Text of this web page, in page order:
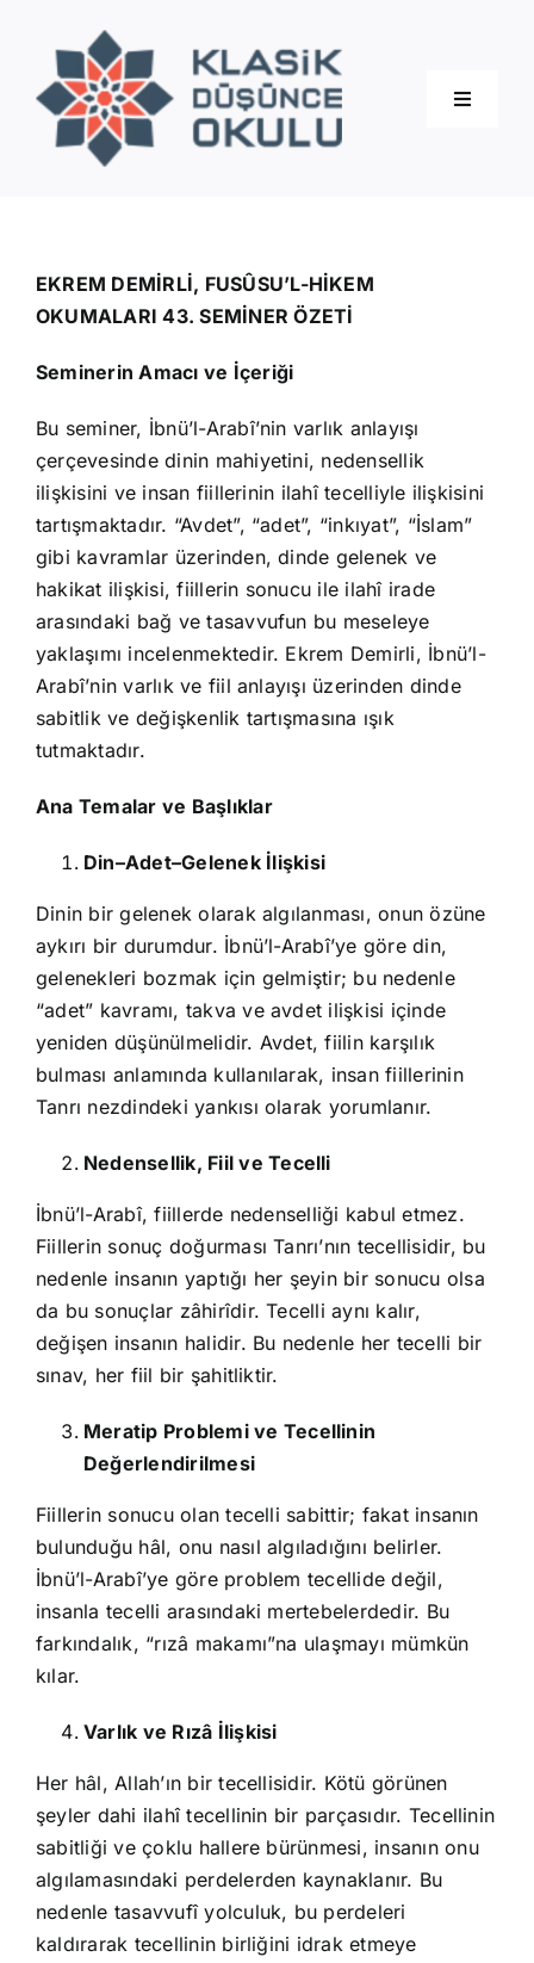
content
Toggle
Eğitimler
İletişim
EKREM DEMİRLİ, FUSÛSU’L-HİKEM
OKUMALARI 43. SEMİNER ÖZETİ
Seminerin Amacı ve İçeriği
Bu seminer, İbnü’l-Arabî’nin varlık anlayışı
çerçevesinde dinin mahiyetini, nedensellik
ilişkisini ve insan fiillerinin ilahî tecelliyle ilişkisini
tartışmaktadır. “Avdet”, “adet”, “inkıyat”, “İslam”
gibi kavramlar üzerinden, dinde gelenek ve
hakikat ilişkisi, fiillerin sonucu ile ilahî irade
arasındaki bağ ve tasavvufun bu meseleye
yaklaşımı incelenmektedir. Ekrem Demirli, İbnü’l-
Arabî’nin varlık ve fiil anlayışı üzerinden dinde
sabitlik ve değişkenlik tartışmasına ışık
tutmaktadır.
Ana Temalar ve Başlıklar
Din–Adet–Gelenek İlişkisi
Dinin bir gelenek olarak algılanması, onun özüne
aykırı bir durumdur. İbnü’l-Arabî’ye göre din,
gelenekleri bozmak için gelmiştir; bu nedenle
“adet” kavramı, takva ve avdet ilişkisi içinde
yeniden düşünülmelidir. Avdet, fiilin karşılık
bulması anlamında kullanılarak, insan fiillerinin
Tanrı nezdindeki yankısı olarak yorumlanır.
Nedensellik, Fiil ve Tecelli
İbnü’l-Arabî, fiillerde nedenselliği kabul etmez.
Fiillerin sonuç doğurması Tanrı’nın tecellisidir, bu
nedenle insanın yaptığı her şeyin bir sonucu olsa
da bu sonuçlar zâhirîdir. Tecelli aynı kalır,
değişen insanın halidir. Bu nedenle her tecelli bir
sınav, her fiil bir şahitliktir.
Meratip Problemi ve Tecellinin
Değerlendirilmesi
Fiillerin sonucu olan tecelli sabittir; fakat insanın
bulunduğu hâl, onu nasıl algıladığını belirler.
İbnü’l-Arabî’ye göre problem tecellide değil,
insanla tecelli arasındaki mertebelerdedir. Bu
farkındalık, “rızâ makamı”na ulaşmayı mümkün
kılar.
Varlık ve Rızâ İlişkisi
Her hâl, Allah’ın bir tecellisidir. Kötü görünen
şeyler dahi ilahî tecellinin bir parçasıdır. Tecellinin
sabitliği ve çoklu hallere bürünmesi, insanın onu
algılamasındaki perdelerden kaynaklanır. Bu
nedenle tasavvufî yolculuk, bu perdeleri
kaldırarak tecellinin birliğini idrak etmeye